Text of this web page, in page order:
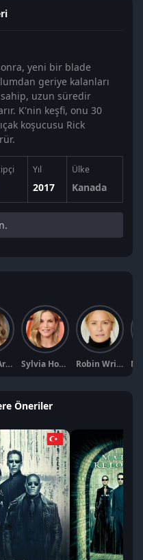
yeni bir blade
geriye kalanları
uzun süredir
K'nin keşfi, onu 30
koşucusu Rick
Yıl
2017
Ülke
Kanada
Ana de Armas Sylvia Hoeks Robin Wright
Öneriler